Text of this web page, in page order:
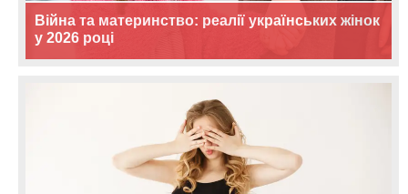
Війна та материнство: реалії українських жінок
у 2026 році